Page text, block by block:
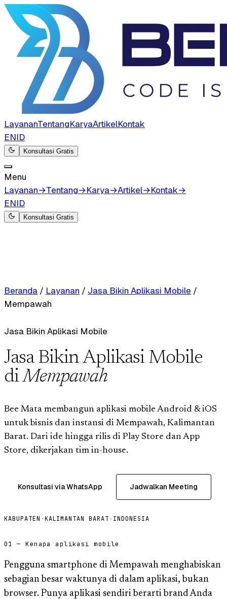
LayananTentangKaryaArtikelKontak
ENID
Konsultasi Gratis
Menu
Layanan→Tentang→Karya→Artikel→Kontak→
ENID
Konsultasi Gratis
Beranda / Layanan / Jasa Bikin Aplikasi Mobile /
Mempawah
Jasa Bikin Aplikasi Mobile
Jasa Bikin Aplikasi Mobile
diMempawah
Bee Mata membangun aplikasi mobile Android & iOS
untuk bisnis dan instansi di Mempawah, Kalimantan
Barat. Dari ide hingga rilis di Play Store dan App
Store, dikerjakan tim in-house.
Konsultasi via WhatsApp Jadwalkan Meeting
KABUPATEN ·KALIMANTAN BARAT · INDONESIA
01 — Kenapa aplikasi mobile
Pengguna smartphone di Mempawah menghabiskan
sebagian besar waktunya di dalam aplikasi, bukan
browser. Punya aplikasi sendiri berarti brand Anda